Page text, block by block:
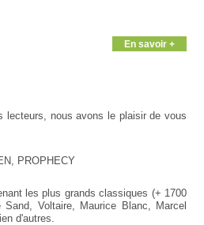
En savoir +
lecteurs, nous avons le plaisir de vous
PROPHECY
les plus grands classiques (+ 1700
Voltaire, Maurice Blanc, Marcel
d'autres.